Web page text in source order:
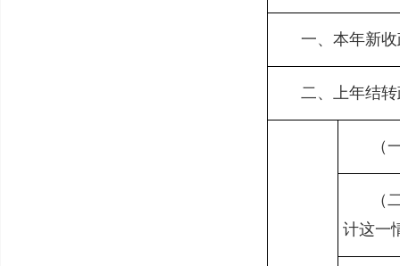
一、本年新
二、上年结
（
（
计这一